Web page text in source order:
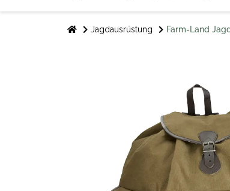
Jagdausrüstung Farm-Land